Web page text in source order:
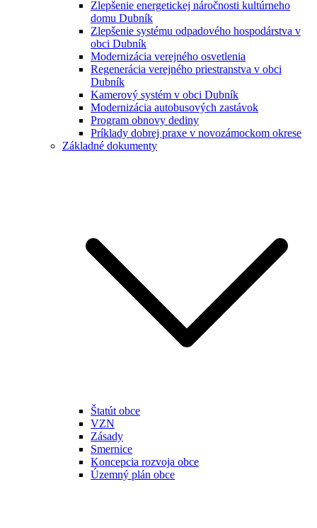
Zlepšenie energetickej náročnosti kultúrneho
domu Dubník
Zlepšenie systému odpadového hospodárstva v
obci Dubník
Modernizácia verejného osvetlenia
Regenerácia verejného priestranstva v obci
Dubník
Kamerový systém v obci Dubník
Modernizácia autobusových zastávok
Program obnovy dediny
Príklady dobrej praxe v novozámockom okrese
Základné dokumenty
Štatút obce
VZN
Zásady
Smernice
Koncepcia rozvoja obce
Územný plán obce